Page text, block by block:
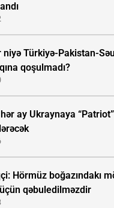
niyə Türkiyə-Pakistan-
qoşulmadı?
ay Ukraynaya
Hörmüz boğazındakı
qəbuledilməzdir